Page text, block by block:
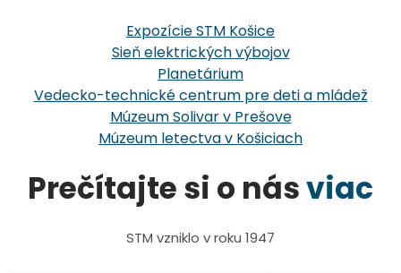
Expozície STM Košice
Sieň elektrických výbojov
Planetárium
Vedecko-technické centrum pre deti a mládež
Múzeum Solivar v Prešove
Múzeum letectva v Košiciach
Prečítajte si o násviac
STM vzniklo v roku 1947